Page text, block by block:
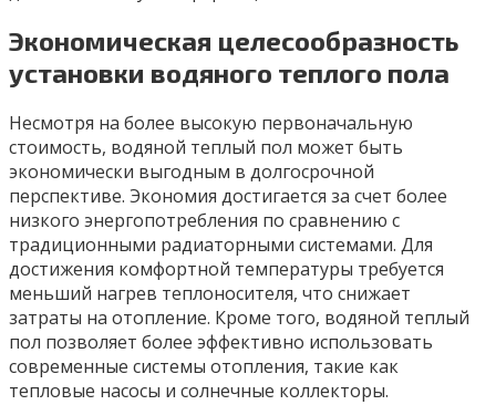
Экономическая целесообразность
установки водяного теплого пола
Несмотря на более высокую первоначальную
стоимость, водяной теплый пол может быть
экономически выгодным в долгосрочной
перспективе. Экономия достигается за счет более
низкого энергопотребления по сравнению с
традиционными радиаторными системами. Для
достижения комфортной температуры требуется
меньший нагрев теплоносителя, что снижает
затраты на отопление. Кроме того, водяной теплый
пол позволяет более эффективно использовать
современные системы отопления, такие как
тепловые насосы и солнечные коллекторы.